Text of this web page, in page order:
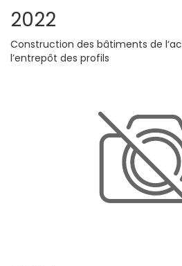
2022
Construction des bâtiments de
l’entrepôt des profils